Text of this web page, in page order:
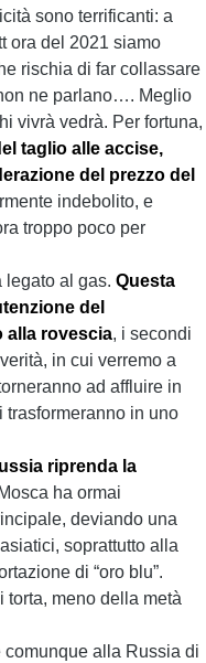
sono terrificanti: a
ora del 2021 siamo
rischia di far collassare
ne parlano…. Meglio
vivrà vedrà. Per fortuna,
taglio alle accise,
del prezzo del
indebolito, e
troppo poco per
legato al gas. Questa
del
alla rovescia, i secondi
in cui verremo a
ad affluire in
trasformeranno in uno
riprenda la
ha ormai
deviando una
soprattutto alla
di “oro blu”.
torta, meno della metà
comunque alla Russia di